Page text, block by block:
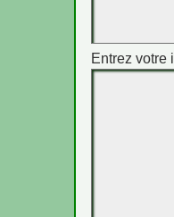
Entrez votre